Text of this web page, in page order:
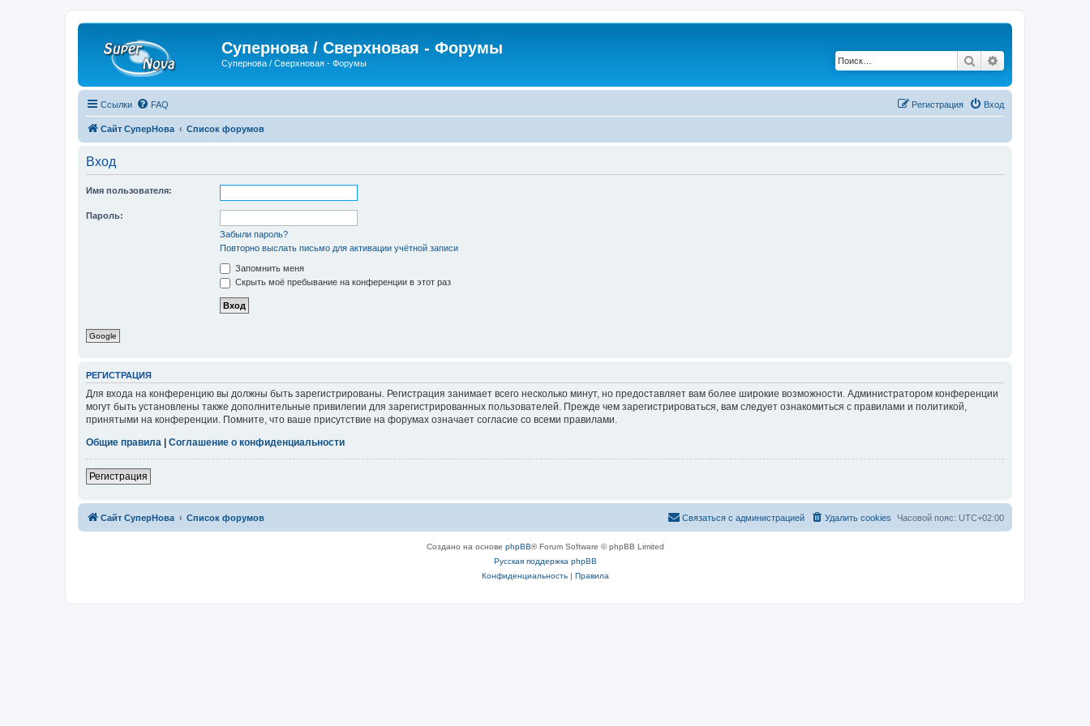
Супернова / Сверхновая - Форумы
Супернова / Сверхновая - Форумы Поиск
Ссылки FAQ Вход
Регистрация
Сайт СуперНова Список форумов
Вход
Имя пользователя:
Пароль:
Забыли пароль?
Повторно выслать письмо для активации учётной записи
Запомнить меня
Скрыть моё пребывание на конференции в этот раз
Google
РЕГИСТРАЦИЯ
Для входа на конференцию вы должны быть зарегистрированы. Регистрация занимает всего несколько минут, но предоставляет вам более широкие возможности. Администратором конференции
могут быть установлены также дополнительные привилегии для зарегистрированных пользователей. Прежде чем зарегистрироваться, вам следует ознакомиться с правилами и политикой,
принятыми на конференции. Помните, что ваше присутствие на форумах означает согласие со всеми правилами.
Общие правила
Соглашение о конфиденциальности
Регистрация
Сайт СуперНова Список форумов Часовой пояс: UTC+02:00
Удалить cookies
Связаться с администрацией
Создано на основе phpBB® Forum Software © phpBB Limited
Русская поддержка phpBB
Конфиденциальность| Правила